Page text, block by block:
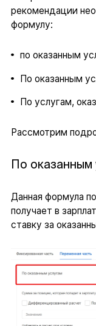
рекомендации
формулу:
по оказанным
По оказанным
По услугам,
Рассмотрим
По оказанным
Данная формула
получает в
ставку за